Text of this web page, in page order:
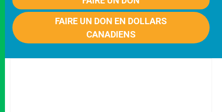
FAIRE UN DON EN DOLLARS
CANADIENS